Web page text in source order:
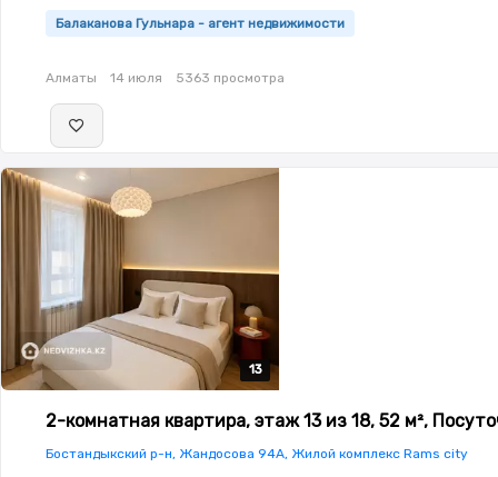
Балаканова Гульнара - агент недвижимости
Алматы 14 июля 5363 просмотра
13
13
13
13
13
2-комнатная квартира, этаж 13 из 18, 52 м²,
Бостандыкский р-н, Жандосова 94А, Жилой комплекс Rams city